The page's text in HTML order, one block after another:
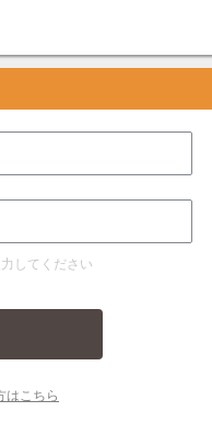
してください
はこちら